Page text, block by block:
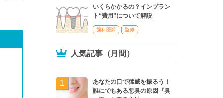
いくらかかるの？インプラン
ト“費用”について解説
歯科医師 監修
人気記事（月間）
あなたの口で猛威を振るう！
誰にでもある悪臭の原因『臭